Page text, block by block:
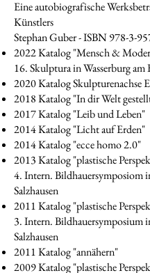
Eine autobiografische
Künstlers
Stephan Guber - ISBN 978-3-
2022 Katalog "Mensch &
16. Skulptura in Wasserburg am
2020 Katalog Skulpturenachse
2018 Katalog "In dir Welt
2017 Katalog "Leib und Leben"
2014 Katalog "Licht auf Erden"
2014 Katalog "ecce homo 2.0"
2013 Katalog "plastische
4. Intern. Bildhauersymposiom
Salzhausen
2011 Katalog "plastische
3. Intern. Bildhauersymposium
Salzhausen
2011 Katalog "annähern"
2009 Katalog "plastische